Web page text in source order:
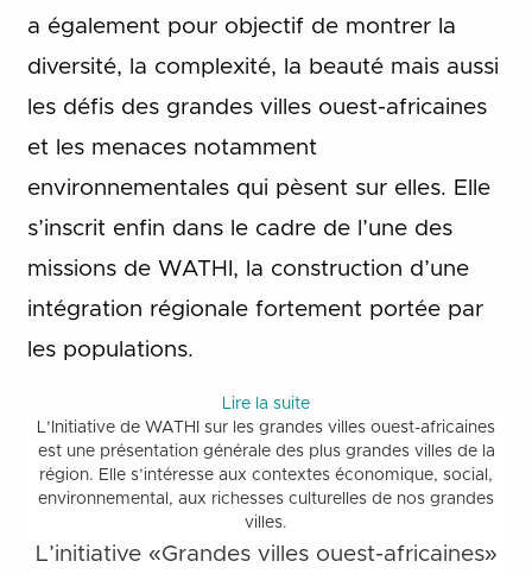
a également pour objectif de montrer la
diversité, la complexité, la beauté mais aussi
les défis des grandes villes ouest-africaines
et les menaces notamment
environnementales qui pèsent sur elles. Elle
s’inscrit enfin dans le cadre de l’une des
missions de WATHI, la construction d’une
intégration régionale fortement portée par
les populations.
Lire la suite
L’Initiative de WATHI sur les grandes villes ouest-africaines
est une présentation générale des plus grandes villes de la
région. Elle s’intéresse aux contextes économique, social,
environnemental, aux richesses culturelles de nos grandes
villes.
L’initiative «Grandes villes ouest-africaines»